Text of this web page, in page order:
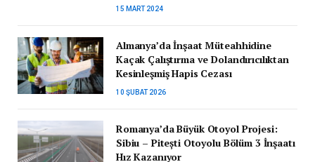
15 MART 2024
Almanya’da İnşaat Müteahhidine
Kaçak Çalıştırma ve Dolandırıcılıktan
Kesinleşmiş Hapis Cezası
10 ŞUBAT 2026
Romanya’da Büyük Otoyol Projesi:
Sibiu – Pitești Otoyolu Bölüm 3 İnşaatı
Hız Kazanıyor